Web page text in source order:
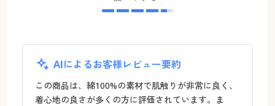
AIによるお客様レビュー要約
この商品は、綿100%の素材で肌触りが非常に良く、
着心地の良さが多くの方に評価されています。ま